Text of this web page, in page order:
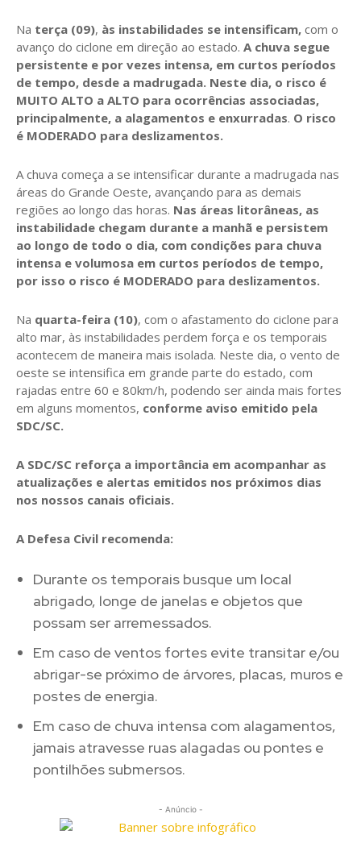
Na terça (09), às instabilidades se intensificam, com o
avanço do ciclone em direção ao estado. A chuva segue
persistente e por vezes intensa, em curtos períodos
de tempo, desde a madrugada. Neste dia, o risco é
MUITO ALTO a ALTO para ocorrências associadas,
principalmente, a alagamentos e enxurradas. O risco
é MODERADO para deslizamentos.
A chuva começa a se intensificar durante a madrugada nas
áreas do Grande Oeste, avançando para as demais
regiões ao longo das horas. Nas áreas litorâneas, as
instabilidade chegam durante a manhã e persistem
ao longo de todo o dia, com condições para chuva
intensa e volumosa em curtos períodos de tempo,
por isso o risco é MODERADO para deslizamentos.
Na quarta-feira (10), com o afastamento do ciclone para
alto mar, às instabilidades perdem força e os temporais
acontecem de maneira mais isolada. Neste dia, o vento de
oeste se intensifica em grande parte do estado, com
rajadas entre 60 e 80km/h, podendo ser ainda mais fortes
em alguns momentos, conforme aviso emitido pela
SDC/SC.
A SDC/SC reforça a importância em acompanhar as
atualizações e alertas emitidos nos próximos dias
nos nossos canais oficiais.
A Defesa Civil recomenda:
Durante os temporais busque um local
abrigado, longe de janelas e objetos que
possam ser arremessados.
Em caso de ventos fortes evite transitar e/ou
abrigar-se próximo de árvores, placas, muros e
postes de energia.
Em caso de chuva intensa com alagamentos,
jamais atravesse ruas alagadas ou pontes e
pontilhões submersos.
- Anúncio -